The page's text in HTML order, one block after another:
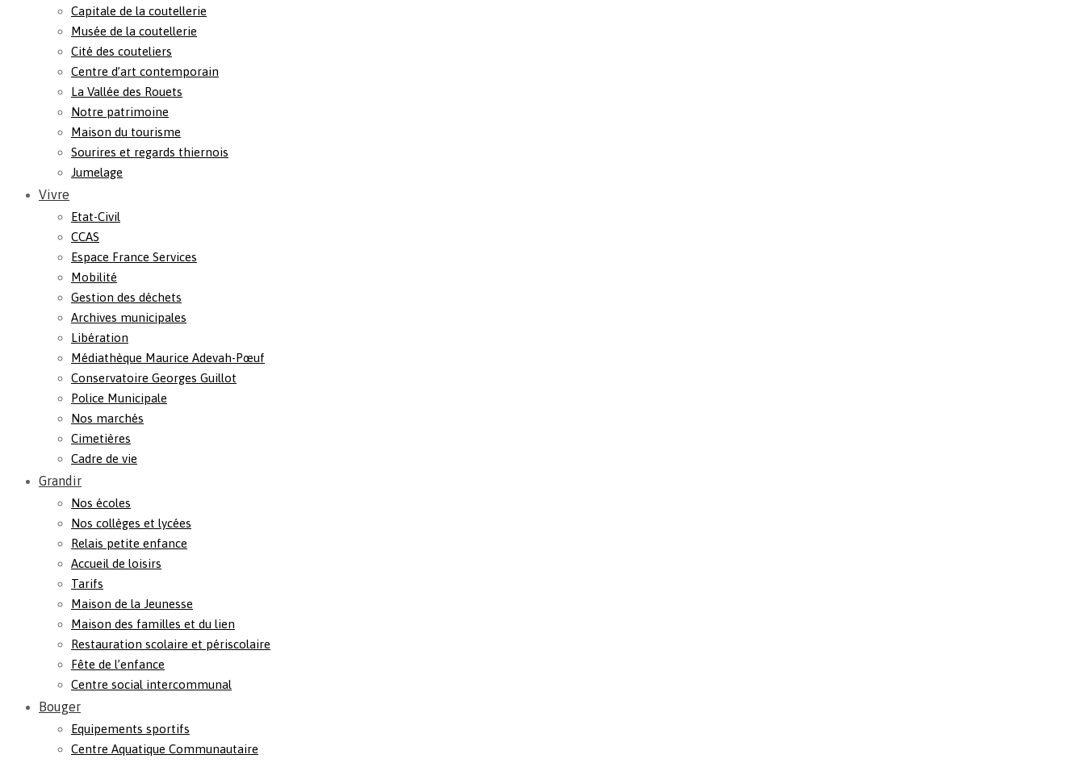
Capitale de la coutellerie
Musée de la coutellerie
Cité des couteliers
Centre d’art contemporain
La Vallée des Rouets
Notre patrimoine
Maison du tourisme
Sourires et regards thiernois
Jumelage
Vivre
Etat-Civil
CCAS
Espace France Services
Mobilité
Gestion des déchets
Archives municipales
Libération
Médiathèque Maurice Adevah-Pœuf
Conservatoire Georges Guillot
Police Municipale
Nos marchés
Cimetières
Cadre de vie
Grandir
Nos écoles
Nos collèges et lycées
Relais petite enfance
Accueil de loisirs
Tarifs
Maison de la Jeunesse
Maison des familles et du lien
Restauration scolaire et périscolaire
Fête de l’enfance
Centre social intercommunal
Bouger
Equipements sportifs
Centre Aquatique Communautaire